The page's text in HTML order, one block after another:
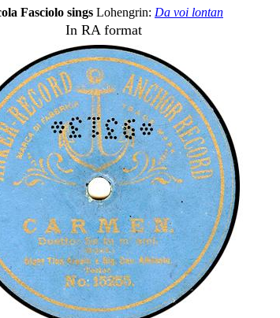
Fasciolo sings Lohengrin: Da voi lontan
In RA format